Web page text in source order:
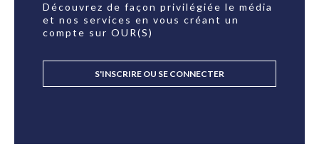
Découvrez de façon privilégiée le média
et nos services en vous créant un
compte sur OUR(S)
S'INSCRIRE OU SE CONNECTER